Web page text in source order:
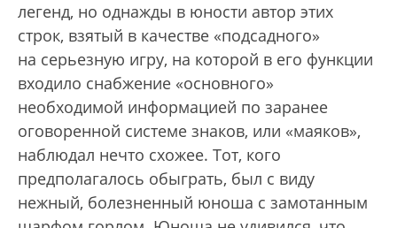
легенд, но однажды в юности автор этих
строк, взятый в качестве «подсадного»
на серьезную игру, на которой в его функции
входило снабжение «основного»
необходимой информацией по заранее
оговоренной системе знаков, или «маяков»,
наблюдал нечто схожее. Тот, кого
предполагалось обыграть, был с виду
нежный, болезненный юноша с замотанным